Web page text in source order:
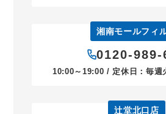
湘南モールフィ
0120-989-
10:00～19:00 / 定休日：毎週
辻堂北口店